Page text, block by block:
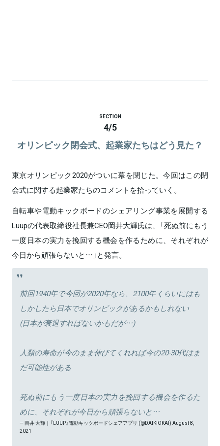
SECTION
4/5
オリンピック閉会式、起業家たちはどう見た？
東京オリンピック2020がついに幕を閉じた。今回はこの閉
会式に関する起業家たちのコメントを拾っていく。
自転車や電動キックボードのシェアリング事業を展開する
Luupの代表取締役社長兼CEO岡井大輝氏は、「死ぬ前にもう
一度日本の実力を挽回する機会を作るために、それぞれが
今日から頑張らないと…」と発言。
前回1940年で今回が2020年なら、2100年くらいにはも
しかしたら日本でオリンピックがあるかもしれない
(日本が衰退すればないかもだが…)
人類の寿命が今のまま伸びてくれれば今の20-30代はま
だ可能性がある
死ぬ前にもう一度日本の実力を挽回する機会を作るた
めに、それぞれが今日から頑張らないと…
— 岡井 大輝｜『LUUP』電動キックボードシェアアプリ (@DAIKIOKAI) August 8,
2021